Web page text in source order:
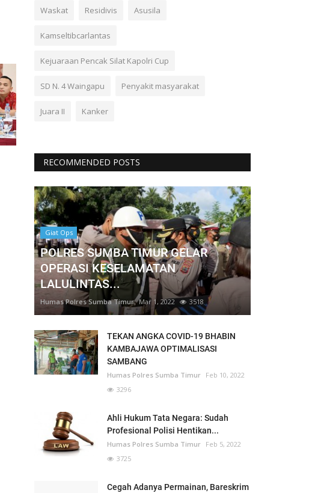
Waskat Residivis Asusila
Kamseltibcarlantas
Kejuaraan Pencak Silat Kapolri Cup
SD N. 4 Waingapu Penyakit masyarakat
Juara II Kanker
RECOMMENDED POSTS
Giat Ops
POLRES SUMBA TIMUR GELAR
OPERASI KESELAMATAN
LALULINTAS...
Humas Polres Sumba Timur Mar 1, 2022 3518
TEKAN ANGKA COVID-19 BHABIN
KAMBAJAWA OPTIMALISASI
SAMBANG
Humas Polres Sumba Timur Feb 10, 2022
3296
Ahli Hukum Tata Negara: Sudah
Profesional Polisi Hentikan...
Humas Polres Sumba Timur Feb 5, 2022
3725
Cegah Adanya Permainan, Bareskrim